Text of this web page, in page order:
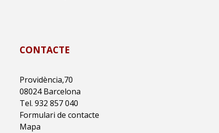
CONTACTE
Providència,70
08024 Barcelona
Tel. 932 857 040
Formulari de contacte
Mapa